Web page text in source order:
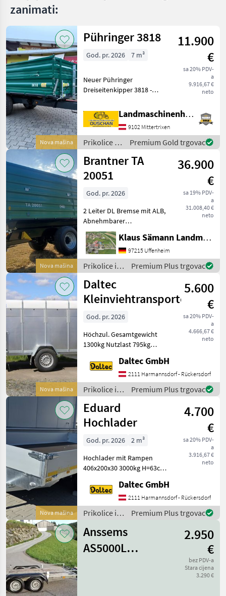
zanimati:
Nova mašina
Pühringer 3818
11.900
€
sa 20% PDV-
a
9.916,67 €
neto
God. pr. 2026 7 m³
Neuer Pühringer
Dreiseitenkipper 3818 -
Nutzlast 6000kg -
Brückenmaße
3850x1820mm -
Pendelaufsatzwand -
Grundbordwand 500mm
mit Hebefede
Landmaschinenhandel Ouschan Anton
9102 Mittertrixen
Prikolice i
transportna
vozila /
Pühringer
Premium Gold trgovac
Nova mašina
Brantner TA
20051
36.900
€
sa 19% PDV-
a
31.008,40 €
neto
God. pr. 2026
2 Leiter DL Bremse mit ALB,
Abnehmbarer
Lampenschutz, autom.
Anhängekupplung, Öl und
Luft hinten, Planenaufbau
mit Rollplane,
Bedienplattform,
Bordwände mit Powerfle
Klaus Sämann Landmaschinen Fachbetrieb GmbH
97215 Uffenheim
Prikolice i
transportna
vozila /
Brantner
Premium Plus trgovac
Nova mašina
Daltec
Kleinviehtransporter
5.600
€
sa 20% PDV-
a
4.666,67 €
neto
God. pr. 2026
Höchzul. Gesamtgewicht
1300kg Nutzlast 795kg
2580x1400x1480
Außenmasse:
4160x1910x2120 Reifen
185R14C 1 Achse Aufbau •
Stahlblechwände • Pol
Daltec GmbH
2111 Harmannsdorf - Rückersdorf
Prikolice i
transportna
vozila /
Daltec
Premium Plus trgovac
Nova mašina
Eduard
Hochlader
4.700
€
sa 20% PDV-
a
3.916,67 €
neto
God. pr. 2026
2 m³
Hochlader mit Rampen
406x200x30 3000kg H=63cm
Statt € 5.195, - um € 4.700, -
inkl. 20% Ust AUFBAU
Bordwände aus Aluminium
Hohlka
Daltec GmbH
2111 Harmannsdorf - Rückersdorf
Prikolice i
vozila /
Eduard
Premium Plus trgovac
Anssems
AS5000L
2.950
€
bez PDV-a
Stara cijena
3.290 €